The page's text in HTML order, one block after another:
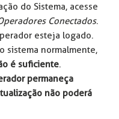
do Sistema, acesse
Conectados.
esteja logado.
sistema normalmente,
é suficiente.
permaneça
não poderá